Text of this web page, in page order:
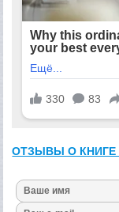
ОТЗЫВЫ О КНИГЕ